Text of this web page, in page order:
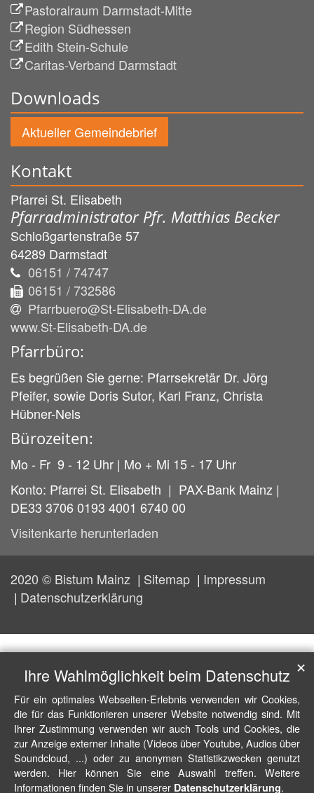
Pastoralraum Darmstadt-Mitte
Region Südhessen
Edith Stein-Schule
Caritas-Verband Darmstadt
Downloads
Aktueller Gemeindebrief
Kontakt
Pfarrei St. Elisabeth
Pfarradministrator Pfr. Matthias Becker
Schloßgartenstraße 57
64289 Darmstadt
06151 / 74747
06151 / 732586
Pfarrbuero@St-Elisabeth-DA.de
www.St-Elisabeth-DA.de
Pfarrbüro:
Es begrüßen Sie gerne: Pfarrsekretär Dr. Jörg
Pfeifer, sowie Doris Sutor, Karl Franz, Christa
Hübner-Nels
Bürozeiten:
Mo - Fr 9 - 12 Uhr | Mo + Mi 15 - 17 Uhr
Konto: Pfarrei St. Elisabeth | PAX-Bank Mainz |
DE33 3706 0193 4001 6740 00
Visitenkarte herunterladen
2020 © Bistum Mainz Sitemap
Impressum
Datenschutzerklärung
Ihre Wahlmöglichkeit beim Datenschutz
Für ein optimales Webseiten-Erlebnis verwenden wir Cookies,
die für das Funktionieren unserer Website notwendig sind. Mit
Ihrer Zustimmung verwenden wir auch Tools und Cookies, die
zur Anzeige externer Inhalte (Videos über Youtube, Audios über
Soundcloud, ...) oder zu anonymen Statistikzwecken genutzt
werden. Hier können Sie eine Auswahl treffen. Weitere
Informationen finden Sie in unserer Datenschutzerklärung.
✕